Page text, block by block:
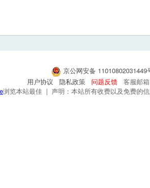
京公网安备
用户协议
隐私政策 问题反馈
客服邮
浏览本站最佳 | 声明：本站所有收费以及免费的